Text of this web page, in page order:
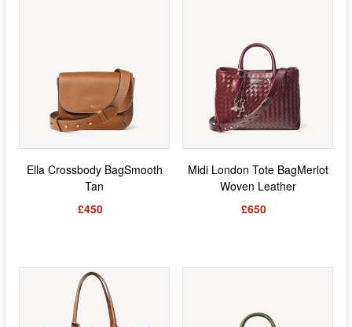
Ella Crossbody BagSmooth
Tan
£450
Midi London Tote BagMerlot
Woven Leather
£650